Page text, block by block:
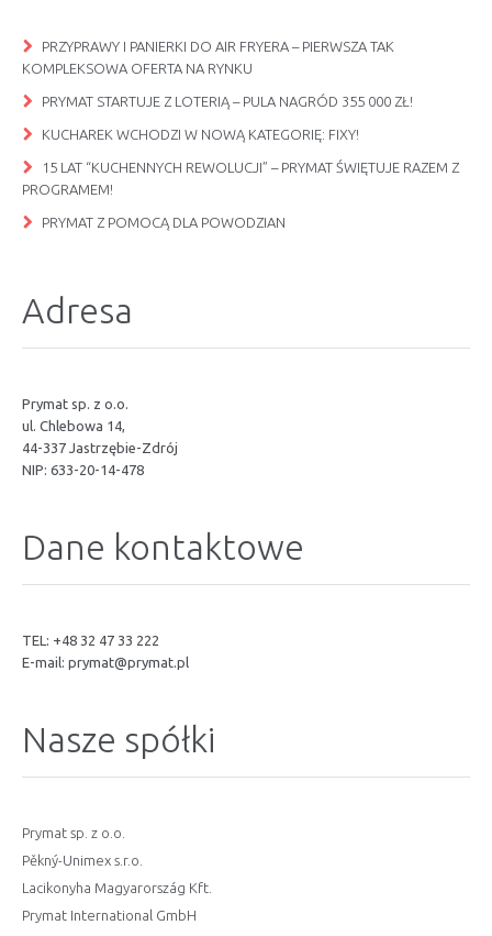
PRZYPRAWY I PANIERKI DO AIR FRYERA – PIERWSZA TAK
KOMPLEKSOWA OFERTA NA RYNKU
PRYMAT STARTUJE Z LOTERIĄ – PULA NAGRÓD 355 000 ZŁ!
KUCHAREK WCHODZI W NOWĄ KATEGORIĘ: FIXY!
15 LAT “KUCHENNYCH REWOLUCJI” – PRYMAT ŚWIĘTUJE RAZEM Z
PROGRAMEM!
PRYMAT Z POMOCĄ DLA POWODZIAN
Adresa
Prymat sp. z o.o.
ul. Chlebowa 14,
44-337 Jastrzębie-Zdrój
NIP: 633-20-14-478
Dane kontaktowe
TEL: +48 32 47 33 222
E-mail: prymat@prymat.pl
Nasze spółki
Prymat sp. z o.o.
Pěkný-Unimex s.r.o.
Lacikonyha Magyarország Kft.
Prymat International GmbH